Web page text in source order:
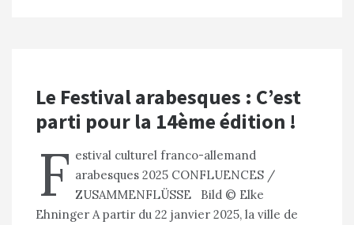
Le Festival arabesques : C’est
parti pour la 14ème édition !
F estival culturel franco-allemand
arabesques 2025 CONFLUENCES /
ZUSAMMENFLÜSSE Bild © Elke
Ehninger A partir du 22 janvier 2025, la ville de